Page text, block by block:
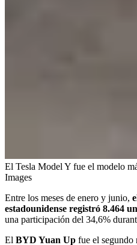
El Tesla Model Y fue el modelo
Images
Entre los meses de enero y junio,
estadounidense registró 8.464
una participación del 34,6%
El BYD Yuan Up fue el segundo